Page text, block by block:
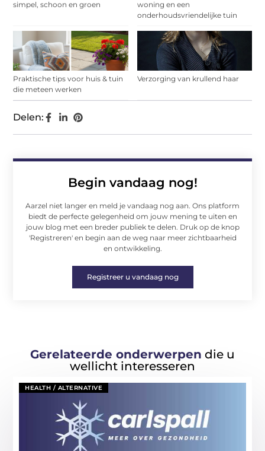
simpel, schoon en groen
woning en een
onderhoudsvriendelijke tuin
Praktische tips voor huis & tuin
die meteen werken
Verzorging van krullend haar
Begin vandaag nog!
Aarzel niet langer en meld je vandaag nog aan. Ons platform
biedt de perfecte gelegenheid om jouw mening te uiten en
jouw blog met een breder publiek te delen. Druk op de knop
'Registreren' en begin aan de weg naar meer zichtbaarheid
en ontwikkeling.
Registreer u vandaag nog
Delen:
Gerelateerde onderwerpen die u
wellicht interesseren
HEALTH / ALTERNATIVE